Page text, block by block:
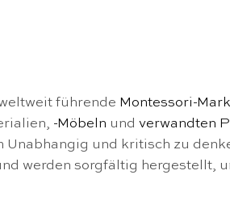
führende Montessori-
-Möbeln und verwandten
und kritisch zu
werden sorgfältig hergestellt,